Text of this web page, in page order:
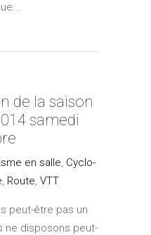
de la saison
samedi
en salle, Cyclo-
, Route, VTT
peut-être pas un
ne disposons peut-